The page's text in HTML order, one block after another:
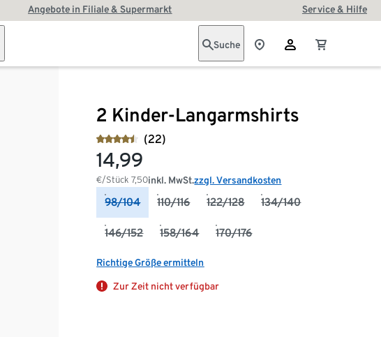
Angebote in Filiale & Supermarkt Service & Hilfe
Suche
2 Kinder-Langarmshirts
(22)
14,99
€/Stück7,50inkl. MwSt.zzgl. Versandkosten
98/104 110/116 122/128 134/140
146/152 158/164 170/176
Richtige Größe ermitteln
Zur Zeit nicht verfügbar